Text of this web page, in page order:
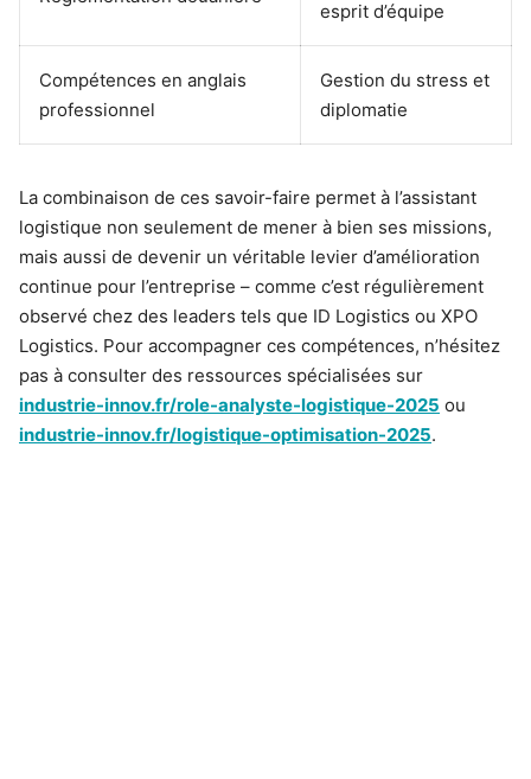
esprit d’équipe
Compétences en anglais
professionnel
Gestion du stress et
diplomatie
La combinaison de ces savoir-faire permet à l’assistant
logistique non seulement de mener à bien ses missions,
mais aussi de devenir un véritable levier d’amélioration
continue pour l’entreprise – comme c’est régulièrement
observé chez des leaders tels que ID Logistics ou XPO
Logistics. Pour accompagner ces compétences, n’hésitez
pas à consulter des ressources spécialisées sur
industrie-innov.fr/role-analyste-logistique-2025 ou
industrie-innov.fr/logistique-optimisation-2025.